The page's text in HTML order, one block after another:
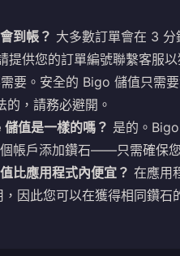
到帳？ 大多數訂單會在 3
提供您的訂單編號聯繫客服以
要。安全的 Bigo 儲值只需
，請務必避開。
值是一樣的嗎？ 是的。
帳戶添加鑽石——只需確保
比應用程式內便宜？ 在應用
因此您可以在獲得相同鑽